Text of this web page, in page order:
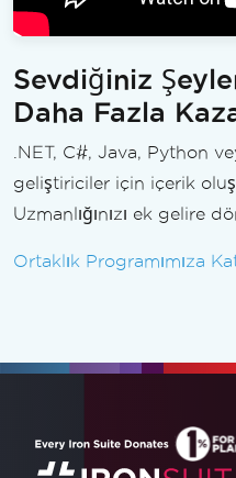
Sevdiğiniz
Daha Fazla
.NET, C#, Java, Python
geliştiriciler için içerik
Uzmanlığınızı ek gelire
Ortaklık Programımıza